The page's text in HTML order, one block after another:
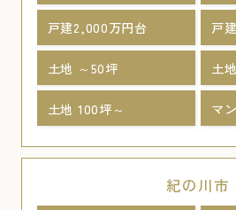
戸建2,000万円台 戸
土地 ～50坪 土
土地 100坪～ マ
紀の川市